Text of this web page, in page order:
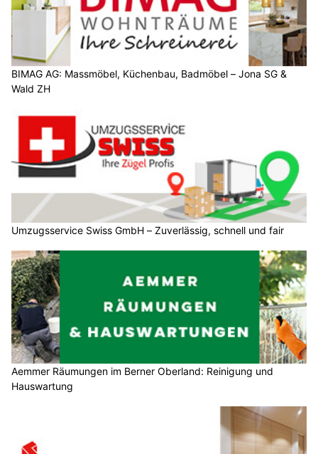
BIMAG AG: Massmöbel, Küchenbau, Badmöbel – Jona SG &
Wald ZH
Umzugsservice Swiss GmbH – Zuverlässig, schnell und fair
Aemmer Räumungen im Berner Oberland: Reinigung und
Hauswartung